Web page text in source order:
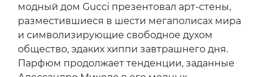
модный дом Gucci презентовал арт-стены,
разместившиеся в шести мегаполисах мира
и символизирующие свободное духом
общество, эдаких хиппи завтрашнего дня.
Парфюм продолжает тенденции, заданные